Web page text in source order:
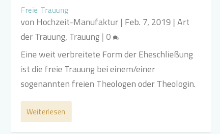
Freie Trauung
von Hochzeit-Manufaktur| Feb. 7, 2019 |Art
der Trauung, Trauung|0
Eine weit verbreitete Form der Eheschließung
ist die freie Trauung bei einem/einer
sogenannten freien Theologen oder Theologin.
Weiterlesen